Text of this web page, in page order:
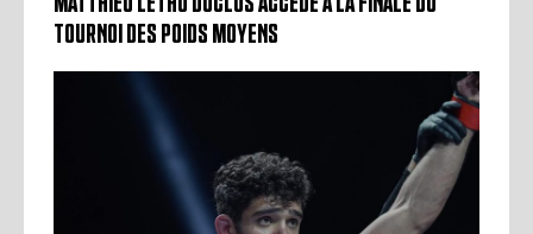
TOURNOI DES POIDS MOYENS